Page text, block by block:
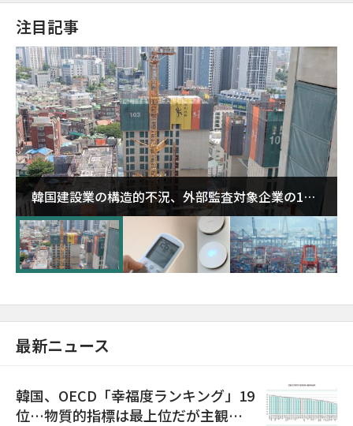
注目記事
韓国建設業の構造的不況、外部監査対象企業の1割
超が「ゾンビ企業」に…5年で2.8倍増
最新ニュース
韓国、OECD「幸福度ランキング」19
位…物質的指標は最上位だが主観的